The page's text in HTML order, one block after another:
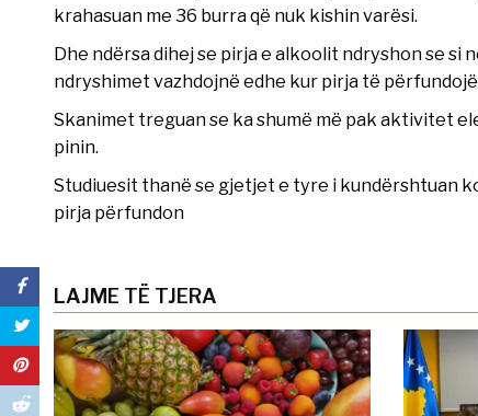
krahasuan me 36 burra që nuk kishin varësi.
Dhe ndërsa dihej se pirja e alkoolit ndryshon se
ndryshimet vazhdojnë edhe kur pirja të
Skanimet treguan se ka shumë më pak aktivitet
pinin.
Studiuesit thanë se gjetjet e tyre i kundërshtuan
pirja përfundon
LAJME TË TJERA